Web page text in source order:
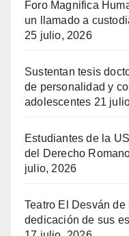
Foro Magnifica
un llamado a
25 julio, 2026
Sustentan tesis
de personalidad y
adolescentes 21
Estudiantes de la
del Derecho
julio, 2026
Teatro El Desván
dedicación de sus